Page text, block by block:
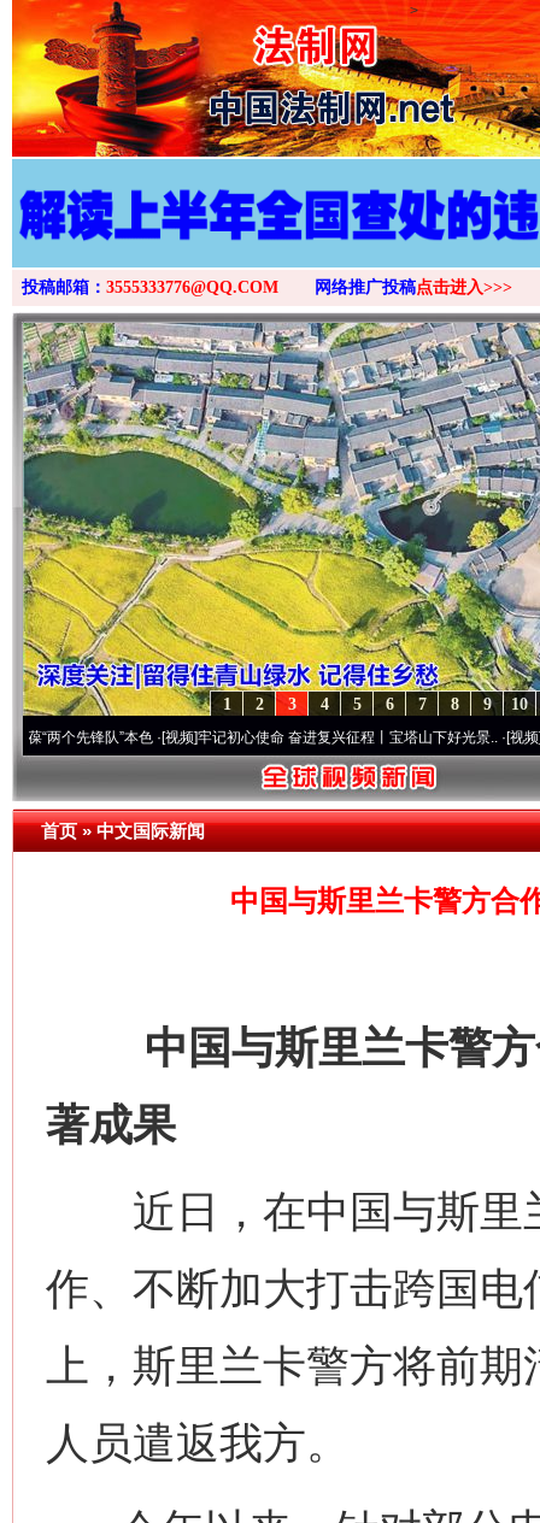
>
投稿邮箱： 3555333776@QQ.COM 网络推广投稿点击进入>>>
10
9
8
7
6
5
4
3
2
1
先锋队”本色·[视频]牢记初心使命 奋进复兴征程丨宝塔山下好光景..·[视频]因党而
首页»中文国际新闻
中国与斯里兰卡警方合
中国与斯里兰卡警方
著成果
近日，在中国与斯里
作、不断加大打击跨国
上，斯里兰卡警方将前
人员遣返我方。